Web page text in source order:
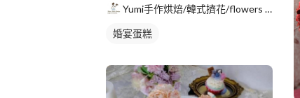
Yumi手作烘焙/韓式擠花/flowers cake/香氛蠟
婚宴蛋糕